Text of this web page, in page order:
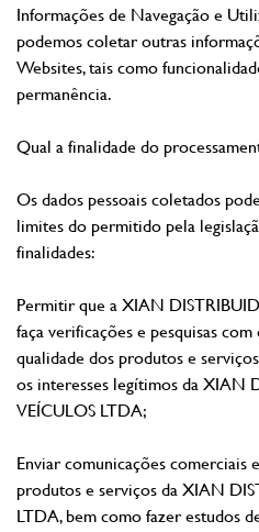
Informações de Navegação e
podemos coletar outras
Websites, tais como
permanência.
Qual a finalidade do
Os dados pessoais coletados
limites do permitido pela
finalidades:
Permitir que a XIAN
faça verificações e pesquisas
qualidade dos produtos e
os interesses legítimos da XIAN
VEÍCULOS LTDA;
Enviar comunicações comerciais
produtos e serviços da XIAN
LTDA, bem como fazer estudos